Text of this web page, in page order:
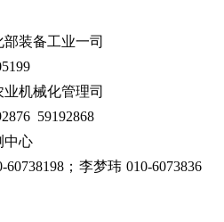
部装备工业一司
业机械化管理司
59192868
中心
；李梦玮 010-6073836